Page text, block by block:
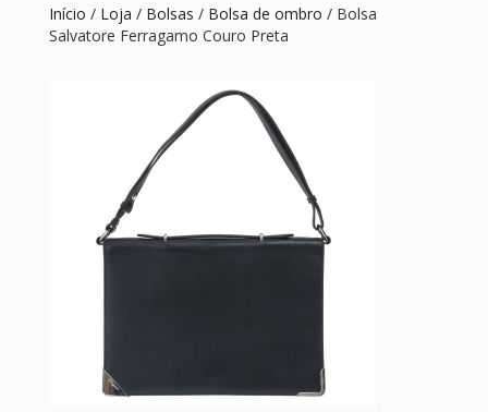
Início / Loja / Bolsas / Bolsa de ombro / Bolsa
Salvatore Ferragamo Couro Preta